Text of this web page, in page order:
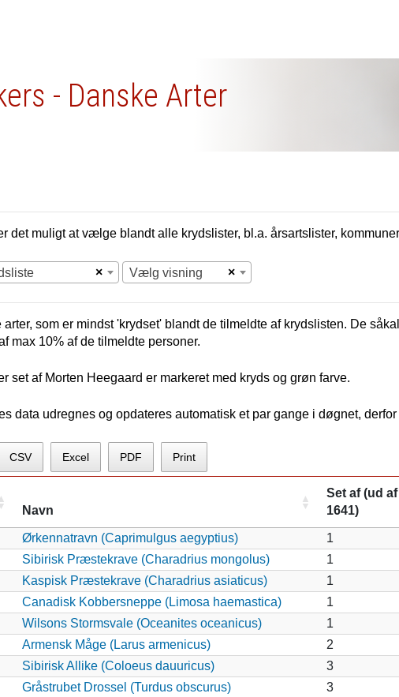
- Danske Arter
det muligt at vælge blandt alle krydslister, bl.a. årsartslister,
× ×
Vælg visning
arter, som er mindst 'krydset' blandt de tilmeldte af krydslisten. De
max 10% af de tilmeldte personer.
set af Morten Heegaard er markeret med kryds og grøn farve.
data udregnes og opdateres automatisk et par gange i døgnet,
CSV Excel PDF Print
Navn
Set af (ud af
1641)
Ørkennatravn (Caprimulgus aegyptius)
1
Sibirisk Præstekrave (Charadrius mongolus)
1
Kaspisk Præstekrave (Charadrius asiaticus)
1
Canadisk Kobbersneppe (Limosa haemastica)
1
Wilsons Stormsvale (Oceanites oceanicus)
1
Armensk Måge (Larus armenicus)
2
Sibirisk Allike (Coloeus dauuricus)
3
Gråstrubet Drossel (Turdus obscurus)
3